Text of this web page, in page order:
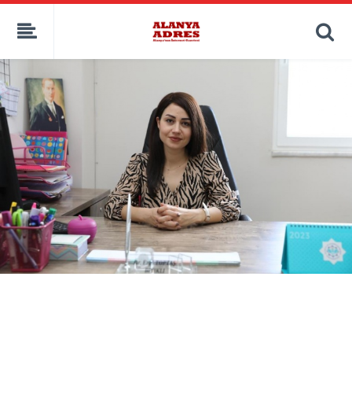
kaçak bahis
deneme bonusu
canlı bahis siteleri
deneme bonusu veren siteler
bahis siteleri
porno izle